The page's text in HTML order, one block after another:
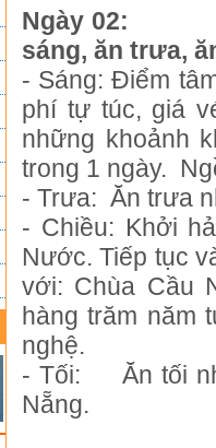
Ngày 02:
sáng, ăn trưa,
- Sáng: Điểm
phí tự túc, giá
những khoảnh
trong 1 ngày.
- Trưa: Ăn trưa
- Chiều: Khởi
Nước. Tiếp tục
với: Chùa Cầu
hàng trăm năm
nghệ.
- Tối:
Ăn tối
Nẵng.